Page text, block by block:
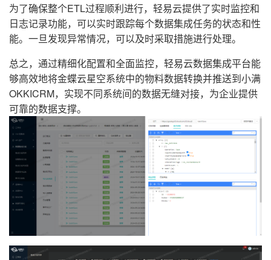
为了确保整个ETL过程顺利进行，轻易云提供了实时监控和
日志记录功能，可以实时跟踪每个数据集成任务的状态和性
能。一旦发现异常情况，可以及时采取措施进行处理。
总之，通过精细化配置和全面监控，轻易云数据集成平台能
够高效地将金蝶云星空系统中的物料数据转换并推送到小满
OKKICRM，实现不同系统间的数据无缝对接，为企业提供
可靠的数据支撑。